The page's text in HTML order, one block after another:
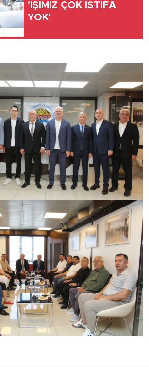
'İŞİMİZ ÇOK İSTİFA
YOK'